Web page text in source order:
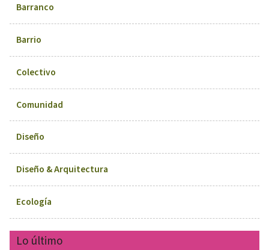
Barranco
Barrio
Colectivo
Comunidad
Diseño
Diseño & Arquitectura
Ecología
Lo último